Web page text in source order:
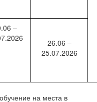
–
26.06 –
25.07.2026
на места в